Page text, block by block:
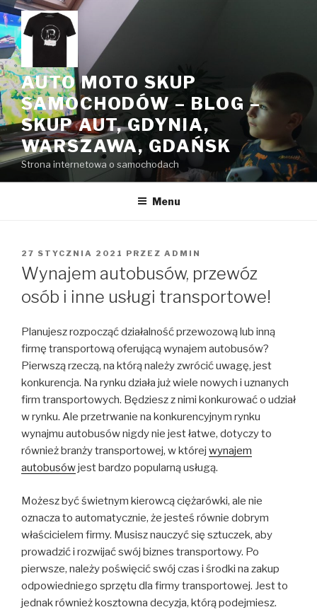
Przeskocz
do
treści
AUTO MOTO SKUP
SAMOCHODÓW – BLOG –
SKUP AUT, GDYNIA,
WARSZAWA, GDAŃSK
Strona internetowa o samochodach
Menu
OPUBLIKOWANE
W
27 STYCZNIA 2021 PRZEZ ADMIN
Wynajem autobusów, przewóz
osób i inne usługi transportowe!
Planujesz rozpocząć działalność przewozową lub inną
firmę transportową oferującą wynajem autobusów?
Pierwszą rzeczą, na którą należy zwrócić uwagę, jest
konkurencja. Na rynku działa już wiele nowych i uznanych
firm transportowych. Będziesz z nimi konkurować o udział
w rynku. Ale przetrwanie na konkurencyjnym rynku
wynajmu autobusów nigdy nie jest łatwe, dotyczy to
również branży transportowej, w której wynajem
autobusówjest bardzo popularną usługą.
Możesz być świetnym kierowcą ciężarówki, ale nie
oznacza to automatycznie, że jesteś równie dobrym
właścicielem firmy. Musisz nauczyć się sztuczek, aby
prowadzić i rozwijać swój biznes transportowy. Po
pierwsze, należy poświęcić swój czas i środki na zakup
odpowiedniego sprzętu dla firmy transportowej. Jest to
jednak również kosztowna decyzja, którą podejmiesz.